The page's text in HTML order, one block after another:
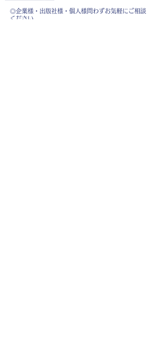
◎企業様・出版社様・個人様問わずお気軽にご相談
ください。